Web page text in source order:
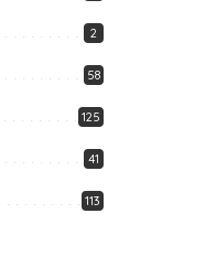
2
58
125
41
113